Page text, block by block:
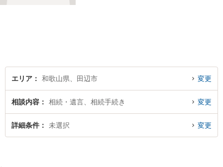
エリア 和歌山県、田辺市 変更
相談内容 相続・遺言、相続手続き 変更
詳細条件 未選択 変更